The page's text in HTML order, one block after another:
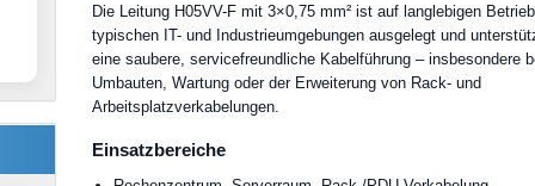
Die Leitung H05VV-F mit 3×0,75 mm² ist auf langlebigen
typischen IT- und Industrieumgebungen ausgelegt und
eine saubere, servicefreundliche Kabelführung – insbesondere
Umbauten, Wartung oder der Erweiterung von Rack- und
Arbeitsplatzverkabelungen.
Einsatzbereiche